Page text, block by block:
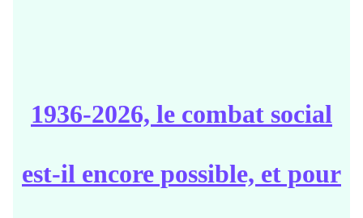
1936-2026, le combat social
est-il encore possible, et pour